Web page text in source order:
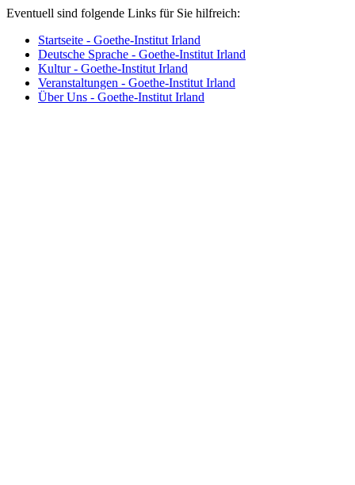
Eventuell sind folgende Links für Sie hilfreich:
Startseite - Goethe-Institut Irland
Deutsche Sprache - Goethe-Institut Irland
Kultur - Goethe-Institut Irland
Veranstaltungen - Goethe-Institut Irland
Über Uns - Goethe-Institut Irland